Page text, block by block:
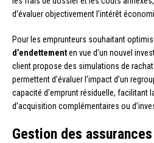
d’évaluer objectivement l’intérêt
Pour les emprunteurs souhaitant
d’endettementen vue d’un nouvel
client propose des simulations de
permettent d’évaluer l’impact d’un
capacité d’emprunt résiduelle, facilitant
d’acquisition complémentaires ou
Gestion des